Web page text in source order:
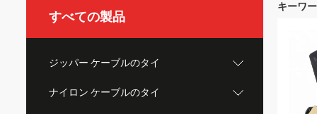
すべての製品
ジッパー ケーブルのタイ
ナイロン ケーブルのタイ
キーワ